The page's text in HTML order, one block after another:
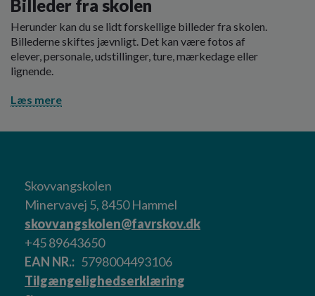
Billeder fra skolen
Herunder kan du se lidt forskellige billeder fra skolen.
Billederne skiftes jævnligt. Det kan være fotos af
elever, personale, udstillinger, ture, mærkedage eller
lignende.
Læs mere
Skovvangskolen
Minervavej 5, 8450 Hammel
skovvangskolen@favrskov.dk
+45 89643650
EAN NR.
5798004493106
Tilgængelighedserklæring